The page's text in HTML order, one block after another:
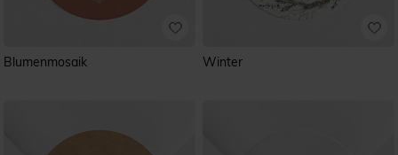
Blumenmosaik Winter